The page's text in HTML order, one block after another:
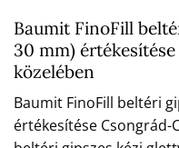
Baumit FinoFill
30 mm)
közelében
Baumit FinoFill beltéri
értékesítése Csongrád-